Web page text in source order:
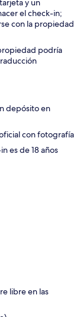
y un
el check-in;
con la propiedad
podría
depósito en
con fotografía
es de 18 años
libre en las